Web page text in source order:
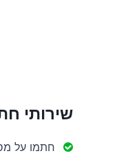
שירותי
חתמו על